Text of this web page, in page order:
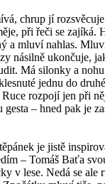
chrup jí
při řeči se zajíká.
a mluví nahlas.
násilně ukončuje,
Má silonky a
jednu do
rozpojí jen při
gesta – hned pak je
je jistě
– Tomáš Baťa
v lese. Nedá se ale